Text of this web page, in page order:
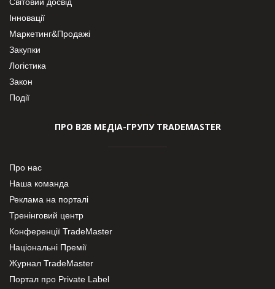
Інновації
Маркетинг&Продажі
Закупки
Логістика
Закон
Події
ПРО В2В МЕДІА-ГРУПУ TRADEMASTER
Про нас
Наша команда
Реклама на порталі
Тренінговий центр
Конференції TradeMaster
Національні Премії
Журнал TradeMaster
Портал про Private Label